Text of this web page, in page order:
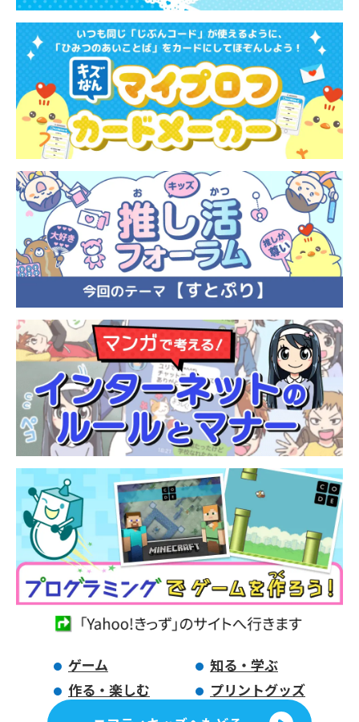
ゲーム
知る・学ぶ
作る・楽しむ
プリントグッズ